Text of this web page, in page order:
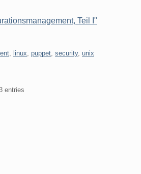
Teil I"
, linux, puppet, security, unix
entries